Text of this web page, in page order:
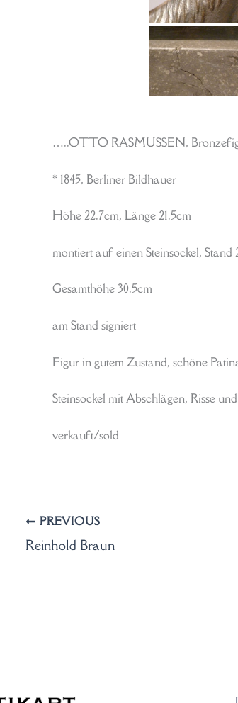
…..OTTO RASMUSSEN,
* 1845, Berliner Bildhauer
Höhe 22.7cm, Länge 21.5cm
montiert auf einen Steinsockel, Stand
Gesamthöhe 30.5cm
am Stand signiert
Figur in gutem Zustand, schöne
Steinsockel mit Abschlägen, Risse
verkauft/sold
PREVIOUS
Reinhold Braun